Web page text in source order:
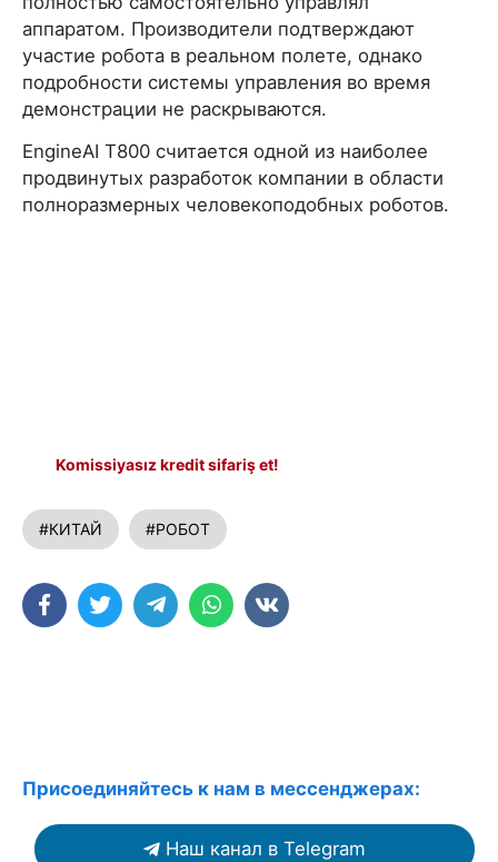
аппаратом. Производители подтверждают
участие робота в реальном полете, однако
подробности системы управления во время
демонстрации не раскрываются.
EngineAI T800 считается одной из наиболее
продвинутых разработок компании в области
полноразмерных человекоподобных роботов.
Komissiyasız kredit sifariş et!
#КИТАЙ #РОБОТ
Присоединяйтесь к нам в мессенджерах:
Наш канал в Telegram